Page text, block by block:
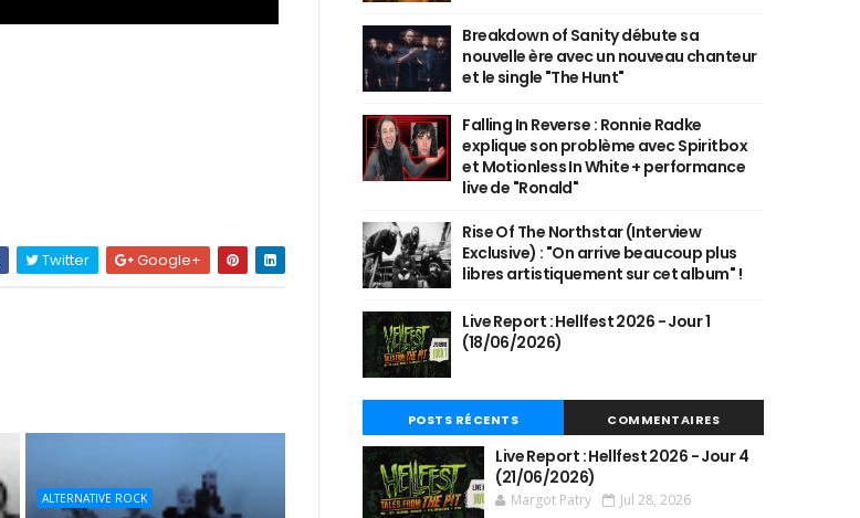
Twitter Google+
ALTERNATIVE ROCK
Breakdown of Sanity débute sa
nouvelle ère avec un nouveau chanteur
et le single "The Hunt"
Falling In Reverse : Ronnie Radke
explique son problème avec Spiritbox
et Motionless In White + performance
live de "Ronald"
Rise Of The Northstar (Interview
Exclusive) : "On arrive beaucoup plus
libres artistiquement sur cet album" !
Live Report : Hellfest 2026 - Jour 1
(18/06/2026)
POSTS RÉCENTS COMMENTAIRES
Live Report : Hellfest 2026 - Jour 4
(21/06/2026)
Margot Patry Jul 28, 2026